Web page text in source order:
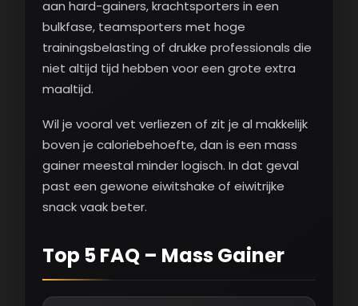
aan hard-gainers, krachtsporters in een
bulkfase, teamsporters met hoge
trainingsbelasting of drukke professionals die
niet altijd tijd hebben voor een grote extra
maaltijd.
Wil je vooral vet verliezen of zit je al makkelijk
boven je caloriebehoefte, dan is een mass
gainer meestal minder logisch. In dat geval
past een gewone eiwitshake of eiwitrijke
snack vaak beter.
Top 5 FAQ – Mass Gainer